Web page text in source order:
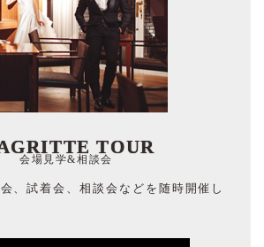
TOUR
会場見学&相談会
、試着会、相談会などを随時開催し